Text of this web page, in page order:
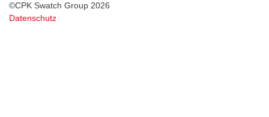
©CPK Swatch Group 2026
Datenschutz